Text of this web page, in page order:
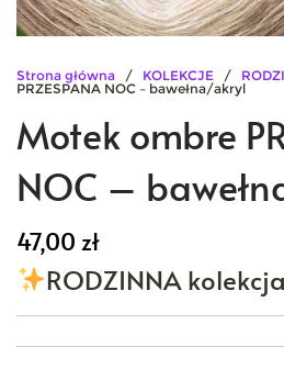
Strona główna / KOLEKCJE /
PRZESPANA NOC – bawełna/akryl
Motek ombre
NOC –
47,00 zł
RODZINNA